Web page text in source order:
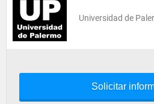
Universidad de
Solicitar